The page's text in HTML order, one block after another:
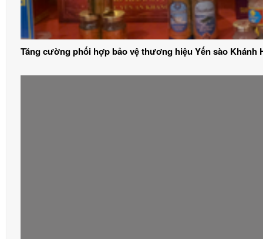
Tăng cường phối hợp bảo vệ thương hiệu Yến sào Khánh